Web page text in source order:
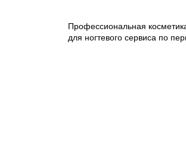
Профессиональная
для ногтевого сервиса по